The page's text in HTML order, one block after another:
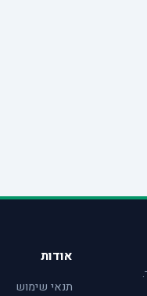
אודות
תנאי שימוש